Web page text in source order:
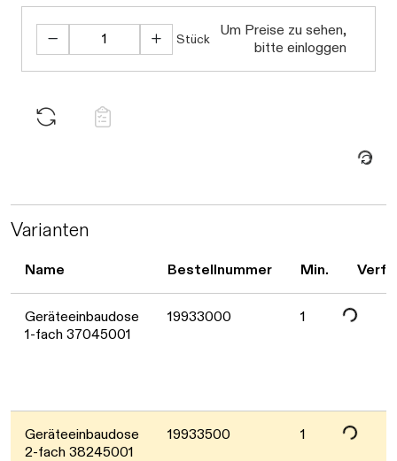
Stück
Um Preise zu sehen,
bitte einloggen
Daten werden geladen. Bitte warten...
Varianten
Name Bestellnummer Min.
Geräteeinbaudose
1-fach 37045001
19933000 1
Daten werden geladen. Bitte warten...
Geräteeinbaudose
2-fach 38245001
19933500 1
Daten werden geladen. Bitte warten...